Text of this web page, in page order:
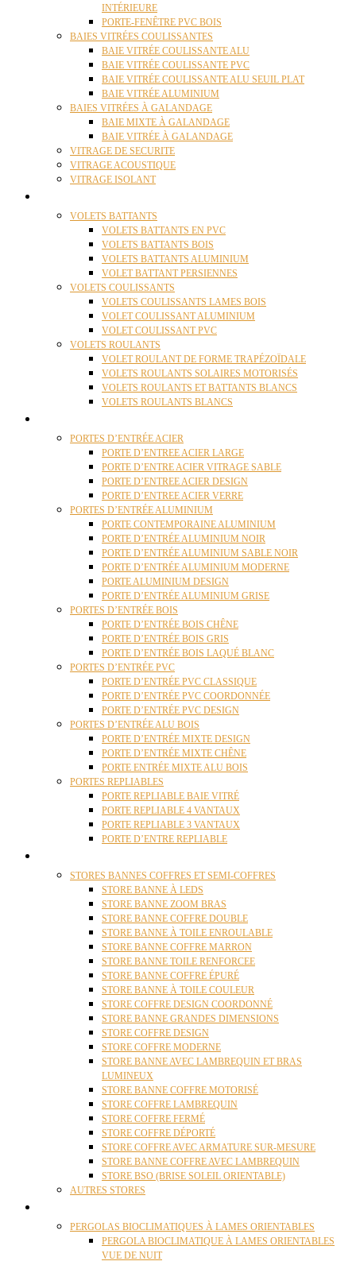
INTÉRIEURE
PORTE-FENÊTRE PVC BOIS
BAIES VITRÉES COULISSANTES
BAIE VITRÉE COULISSANTE ALU
BAIE VITRÉE COULISSANTE PVC
BAIE VITRÉE COULISSANTE ALU SEUIL PLAT
BAIE VITRÉE ALUMINIUM
BAIES VITRÉES À GALANDAGE
BAIE MIXTE À GALANDAGE
BAIE VITRÉE À GALANDAGE
VITRAGE DE SECURITE
VITRAGE ACOUSTIQUE
VITRAGE ISOLANT
VOLETS BATTANTS
VOLETS BATTANTS EN PVC
VOLETS BATTANTS BOIS
VOLETS BATTANTS ALUMINIUM
VOLET BATTANT PERSIENNES
VOLETS COULISSANTS
VOLETS COULISSANTS LAMES BOIS
VOLET COULISSANT ALUMINIUM
VOLET COULISSANT PVC
VOLETS ROULANTS
VOLET ROULANT DE FORME TRAPÉZOÏDALE
VOLETS ROULANTS SOLAIRES MOTORISÉS
VOLETS ROULANTS ET BATTANTS BLANCS
VOLETS ROULANTS BLANCS
PORTES D’ENTRÉE ACIER
PORTE D’ENTREE ACIER LARGE
PORTE D’ENTRE ACIER VITRAGE SABLE
PORTE D’ENTREE ACIER DESIGN
PORTE D’ENTREE ACIER VERRE
PORTES D’ENTRÉE ALUMINIUM
PORTE CONTEMPORAINE ALUMINIUM
PORTE D’ENTRÉE ALUMINIUM NOIR
PORTE D’ENTRÉE ALUMINIUM SABLE NOIR
PORTE D’ENTRÉE ALUMINIUM MODERNE
PORTE ALUMINIUM DESIGN
PORTE D’ENTRÉE ALUMINIUM GRISE
PORTES D’ENTRÉE BOIS
PORTE D’ENTRÉE BOIS CHÊNE
PORTE D’ENTRÉE BOIS GRIS
PORTE D’ENTRÉE BOIS LAQUÉ BLANC
PORTES D’ENTRÉE PVC
PORTE D’ENTRÉE PVC CLASSIQUE
PORTE D’ENTRÉE PVC COORDONNÉE
PORTE D’ENTRÉE PVC DESIGN
PORTES D’ENTRÉE ALU BOIS
PORTE D’ENTRÉE MIXTE DESIGN
PORTE D’ENTRÉE MIXTE CHÊNE
PORTE ENTRÉE MIXTE ALU BOIS
PORTES REPLIABLES
PORTE REPLIABLE BAIE VITRÉ
PORTE REPLIABLE 4 VANTAUX
PORTE REPLIABLE 3 VANTAUX
PORTE D’ENTRE REPLIABLE
STORES BANNES COFFRES ET SEMI-COFFRES
STORE BANNE À LEDS
STORE BANNE ZOOM BRAS
STORE BANNE COFFRE DOUBLE
STORE BANNE À TOILE ENROULABLE
STORE BANNE COFFRE MARRON
STORE BANNE TOILE RENFORCEE
STORE BANNE COFFRE ÉPURÉ
STORE BANNE À TOILE COULEUR
STORE COFFRE DESIGN COORDONNÉ
STORE BANNE GRANDES DIMENSIONS
STORE COFFRE DESIGN
STORE COFFRE MODERNE
STORE BANNE AVEC LAMBREQUIN ET BRAS
LUMINEUX
STORE BANNE COFFRE MOTORISÉ
STORE COFFRE LAMBREQUIN
STORE COFFRE FERMÉ
STORE COFFRE DÉPORTÉ
STORE COFFRE AVEC ARMATURE SUR-MESURE
STORE BANNE COFFRE AVEC LAMBREQUIN
STORE BSO (BRISE SOLEIL ORIENTABLE)
AUTRES STORES
PERGOLAS BIOCLIMATIQUES À LAMES ORIENTABLES
PERGOLA BIOCLIMATIQUE À LAMES ORIENTABLES
VUE DE NUIT